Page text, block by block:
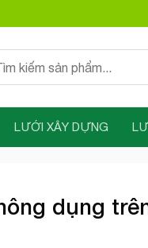
LƯỚI XÂY DỰNG
dụng